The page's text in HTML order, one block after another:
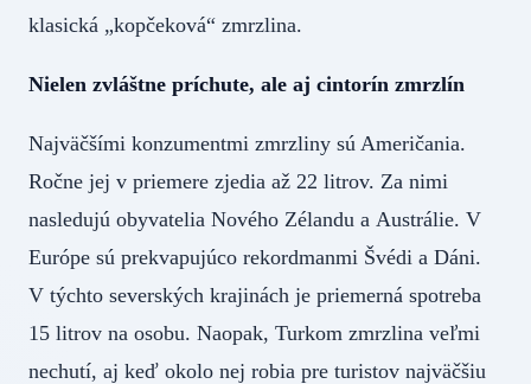
klasická „kopčeková“ zmrzlina.
Nielen zvláštne príchute, ale aj cintorín zmrzlín
Najväčšími konzumentmi zmrzliny sú Američania.
Ročne jej v priemere zjedia až 22 litrov. Za nimi
nasledujú obyvatelia Nového Zélandu a Austrálie. V
Európe sú prekvapujúco rekordmanmi Švédi a Dáni.
V týchto severských krajinách je priemerná spotreba
15 litrov na osobu. Naopak, Turkom zmrzlina veľmi
nechutí, aj keď okolo nej robia pre turistov najväčšiu